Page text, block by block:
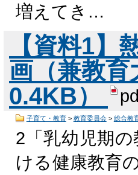
増えてき…
【資料1】
画（兼教育
0.4KB）
子育て・教育> 教育委員会> 総合教
2「乳幼児期の
ける健康教育